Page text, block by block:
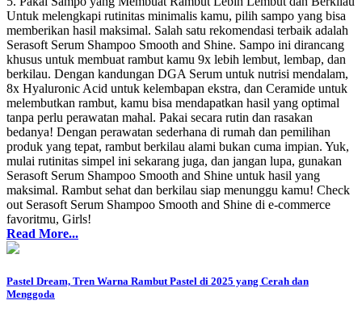
Untuk melengkapi rutinitas minimalis kamu, pilih sampo yang bisa
memberikan hasil maksimal. Salah satu rekomendasi terbaik adalah
Serasoft Serum Shampoo Smooth and Shine. Sampo ini dirancang
khusus untuk membuat rambut kamu 9x lebih lembut, lembap, dan
berkilau. Dengan kandungan DGA Serum untuk nutrisi mendalam,
8x Hyaluronic Acid untuk kelembapan ekstra, dan Ceramide untuk
melembutkan rambut, kamu bisa mendapatkan hasil yang optimal
tanpa perlu perawatan mahal. Pakai secara rutin dan rasakan
bedanya! Dengan perawatan sederhana di rumah dan pemilihan
produk yang tepat, rambut berkilau alami bukan cuma impian. Yuk,
mulai rutinitas simpel ini sekarang juga, dan jangan lupa, gunakan
Serasoft Serum Shampoo Smooth and Shine untuk hasil yang
maksimal. Rambut sehat dan berkilau siap menunggu kamu! Check
out Serasoft Serum Shampoo Smooth and Shine di e-commerce
favoritmu, Girls!
Read More...
Pastel Dream, Tren Warna Rambut Pastel di 2025 yang Cerah dan
Menggoda